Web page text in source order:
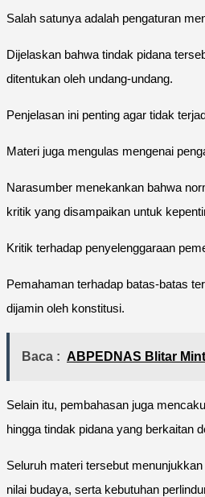
Salah satunya adalah pengaturan
Dijelaskan bahwa tindak pidana
ditentukan oleh undang-undang.
Penjelasan ini penting agar tidak
Materi juga mengulas mengenai
Narasumber menekankan bahwa
kritik yang disampaikan untuk
Kritik terhadap penyelenggaraan
Pemahaman terhadap batas-batas
dijamin oleh konstitusi.
Baca : ABPEDNAS Blitar
Selain itu, pembahasan juga
hingga tindak pidana yang berkaitan
Seluruh materi tersebut
nilai budaya, serta kebutuhan